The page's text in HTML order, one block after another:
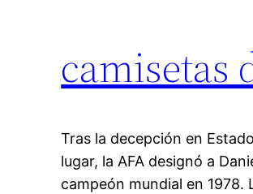
camisetas
Tras la decepción en
lugar, la AFA designó a
campeón mundial en 1978.